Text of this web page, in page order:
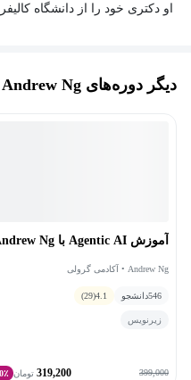
او دکتری خود را از دانشگاه
دیگر دوره‌های Andrew Ng
آموزش Agentic AI با Andrew Ng
Andrew Ng • آکادمی گرولی
546دانشجو 4.1
(29)
زیرنویس
399,000
319,200 تومان